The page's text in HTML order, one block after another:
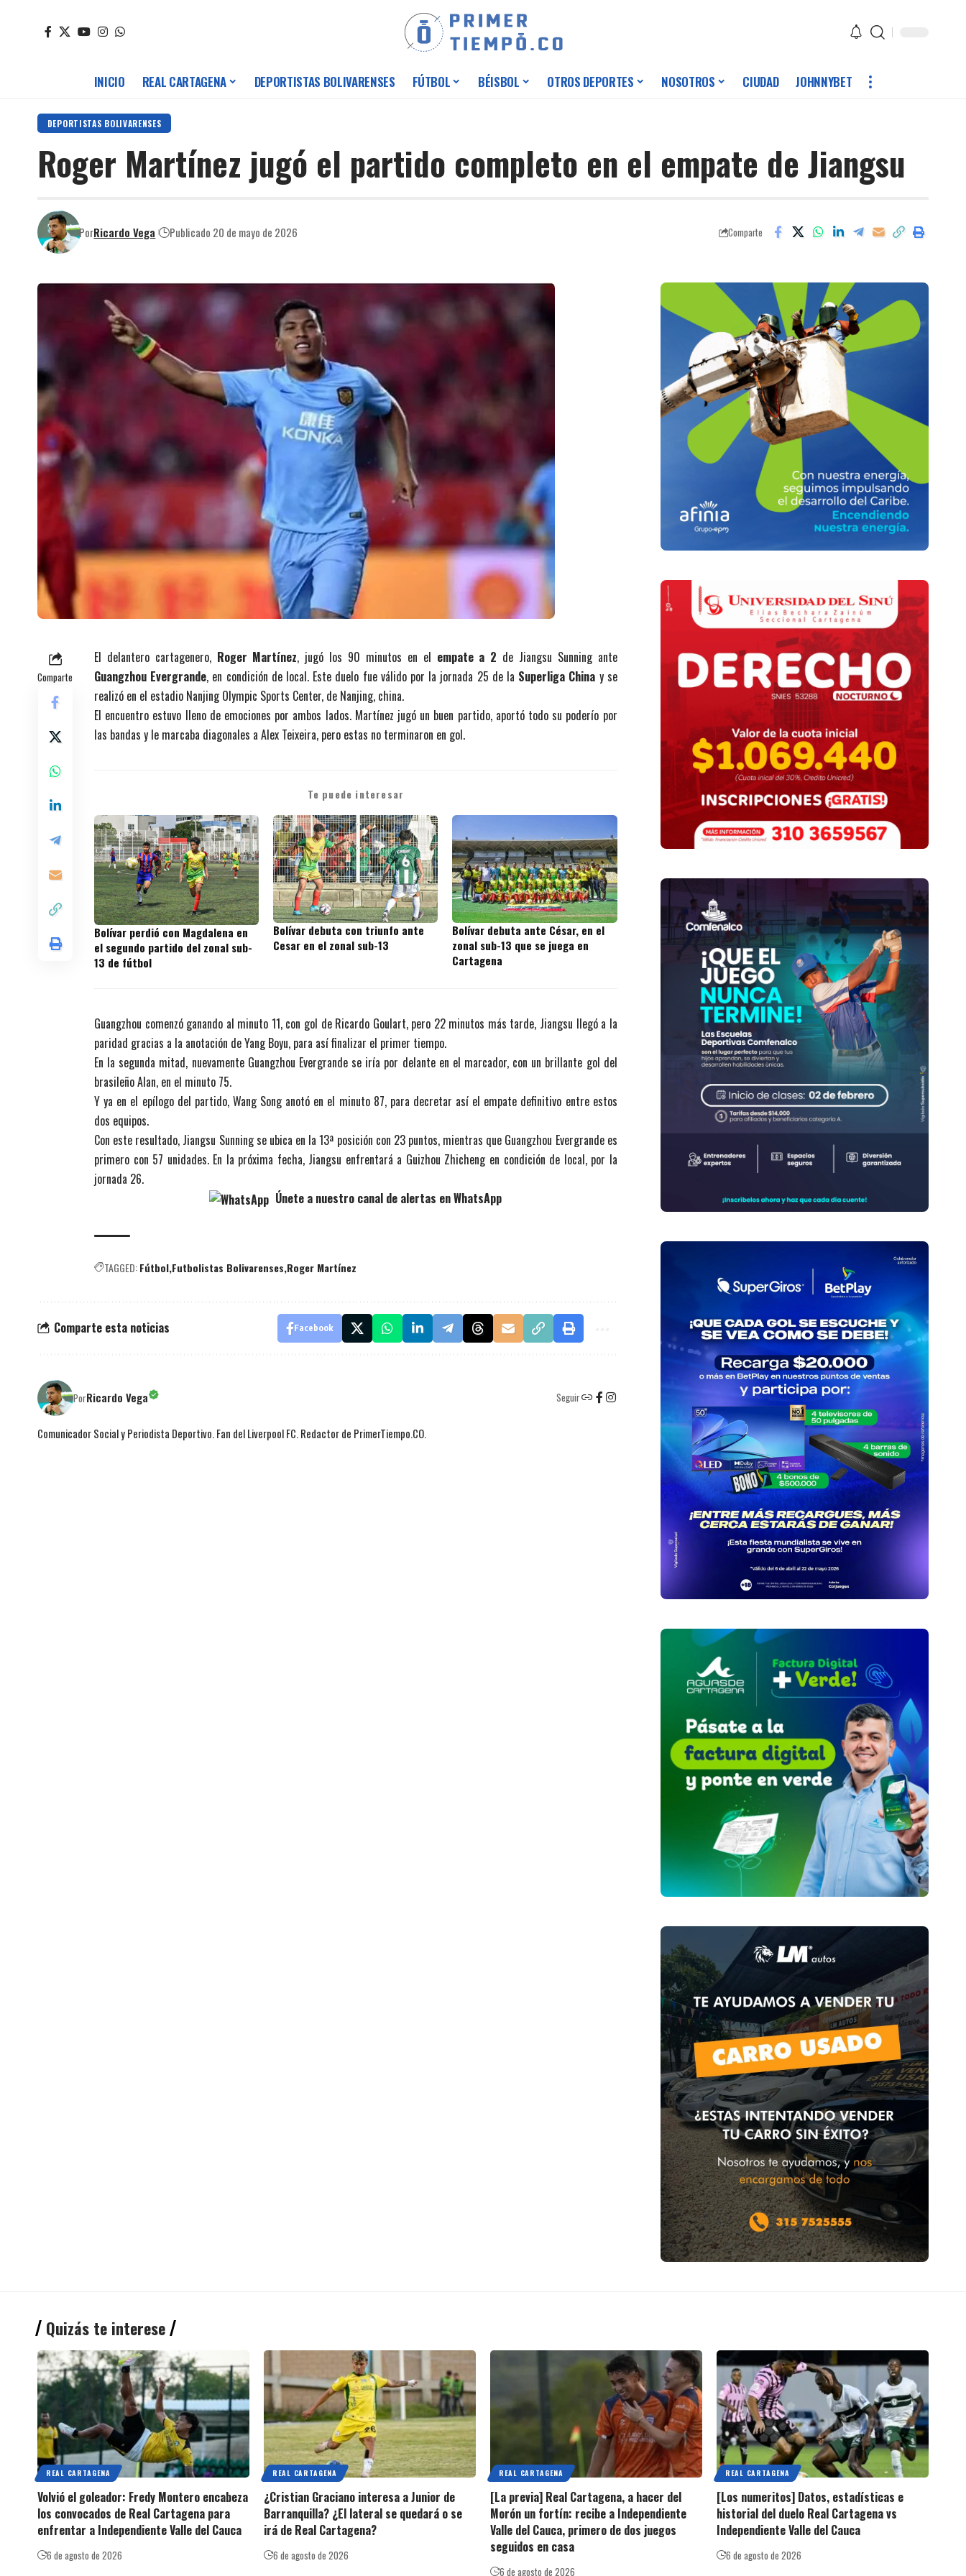
INICIO REAL CARTAGENA DEPORTISTAS BOLIVARENSES FÚTBOL BÉISBOL OTROS DEPORTES NOSOTROS CIUDAD JOHNNYBET
DEPORTISTAS BOLIVARENSES
Roger Martínez jugó el partido completo en el empate de Jiangsu
PorRicardo Vega Publicado 20 de mayo de 2026 Comparte
Comparte
El delantero cartagenero, Roger Martínez, jugó los 90 minutos en el empate a 2 de Jiangsu Sunning ante
Guangzhou Evergrande, en condición de local. Este duelo fue válido por la jornada 25 de la Superliga China y se
realizó en el estadio Nanjing Olympic Sports Center, de Nanjing, china.
El encuentro estuvo lleno de emociones por ambos lados. Martínez jugó un buen partido, aportó todo su poderío por
las bandas y le marcaba diagonales a Alex Teixeira, pero estas no terminaron en gol.
Te puede interesar
Bolívar perdió con Magdalena en
el segundo partido del zonal sub-
13 de fútbol
Bolívar debuta con triunfo ante
Cesar en el zonal sub-13
Bolívar debuta ante César, en el
zonal sub-13 que se juega en
Cartagena
Guangzhou comenzó ganando al minuto 11, con gol de Ricardo Goulart, pero 22 minutos más tarde, Jiangsu llegó a la
paridad gracias a la anotación de Yang Boyu, para así finalizar el primer tiempo.
En la segunda mitad, nuevamente Guangzhou Evergrande se iría por delante en el marcador, con un brillante gol del
brasileño Alan, en el minuto 75.
Y ya en el epílogo del partido, Wang Song anotó en el minuto 87, para decretar así el empate definitivo entre estos
dos equipos.
Con este resultado, Jiangsu Sunning se ubica en la 13ª posición con 23 puntos, mientras que Guangzhou Evergrande es
primero con 57 unidades. En la próxima fecha, Jiangsu enfrentará a Guizhou Zhicheng en condición de local, por la
jornada 26.
Únete a nuestro canal de alertas en WhatsApp
TAGGED:Fútbol Futbolistas Bolivarenses Roger Martínez
Comparte esta noticias Facebook
PorRicardo Vega Seguir
Comunicador Social y Periodista Deportivo. Fan del Liverpool FC. Redactor de PrimerTiempo.CO.
Quizás te interese
REAL CARTAGENA
Volvió el goleador: Fredy Montero encabeza
los convocados de Real Cartagena para
enfrentar a Independiente Valle del Cauca
6 de agosto de 2026
REAL CARTAGENA
¿Cristian Graciano interesa a Junior de
Barranquilla? ¿El lateral se quedará o se
irá de Real Cartagena?
6 de agosto de 2026
REAL CARTAGENA
[La previa] Real Cartagena, a hacer del
Morón un fortín: recibe a Independiente
Valle del Cauca, primero de dos juegos
seguidos en casa
6 de agosto de 2026
REAL CARTAGENA
[Los numeritos] Datos, estadísticas e
historial del duelo Real Cartagena vs
Independiente Valle del Cauca
6 de agosto de 2026